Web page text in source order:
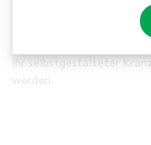
Ihr selbstgestalteter
werden.